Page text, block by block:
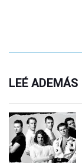
LEÉ ADEMÁS